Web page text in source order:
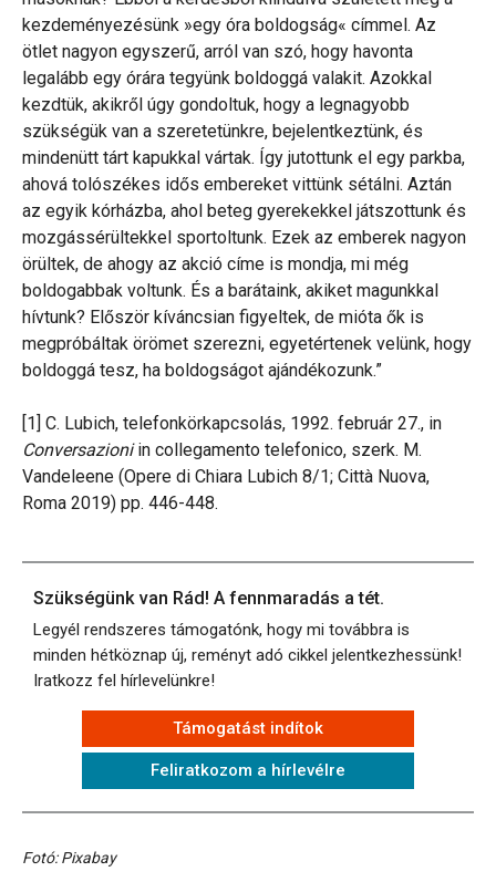
kezdeményezésünk »egy óra boldogság« címmel. Az
ötlet nagyon egyszerű, arról van szó, hogy havonta
legalább egy órára tegyünk boldoggá valakit. Azokkal
kezdtük, akikről úgy gondoltuk, hogy a legnagyobb
szükségük van a szeretetünkre, bejelentkeztünk, és
mindenütt tárt kapukkal vártak. Így jutottunk el egy parkba,
ahová tolószékes idős embereket vittünk sétálni. Aztán
az egyik kórházba, ahol beteg gyerekekkel játszottunk és
mozgássérültekkel sportoltunk. Ezek az emberek nagyon
örültek, de ahogy az akció címe is mondja, mi még
boldogabbak voltunk. És a barátaink, akiket magunkkal
hívtunk? Először kíváncsian figyeltek, de mióta ők is
megpróbáltak örömet szerezni, egyetértenek velünk, hogy
boldoggá tesz, ha boldogságot ajándékozunk.”
[1] C. Lubich, telefonkörkapcsolás, 1992. február 27., in
Conversazioniin collegamento telefonico, szerk. M.
Vandeleene (Opere di Chiara Lubich 8/1; Città Nuova,
Roma 2019) pp. 446-448.
Szükségünk van Rád! A fennmaradás a tét.
Legyél rendszeres támogatónk, hogy mi továbbra is
minden hétköznap új, reményt adó cikkel jelentkezhessünk!
Iratkozz fel hírlevelünkre!
Támogatást indítok
Feliratkozom a hírlevélre
Fotó: Pixabay